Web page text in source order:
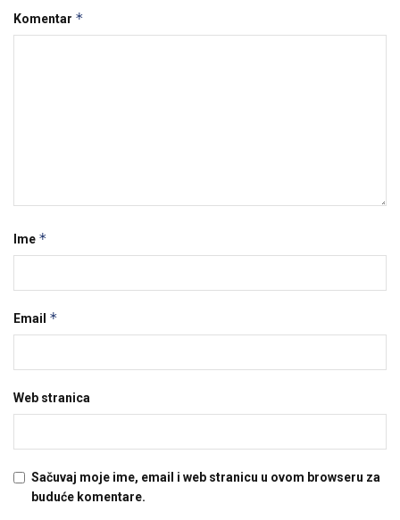
Komentar *
Ime *
Email *
Web stranica
Sačuvaj moje ime, email i web stranicu u ovom browseru za
buduće komentare.